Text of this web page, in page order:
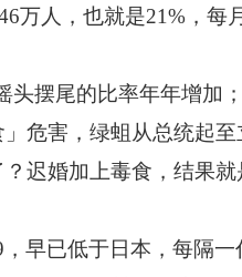
万人，也就是21%，
摆尾的比率年年增加
危害，绿蛆从总统起
迟婚加上毒食，结果就
早已低于日本，每隔